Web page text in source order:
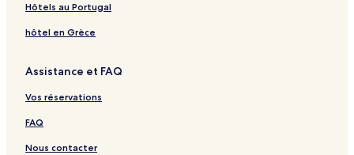
Hôtels au Portugal
hôtel en Grèce
Assistance et FAQ
Vos réservations
FAQ
Nous contacter